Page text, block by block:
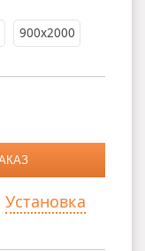
900x2000
Установка